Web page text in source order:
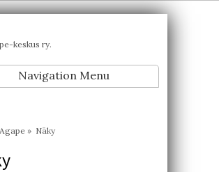
Navigation Menu
Agape » Näky